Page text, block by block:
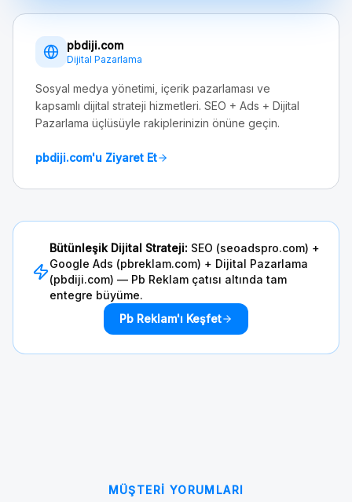
pbdiji.com
Dijital Pazarlama
Sosyal medya yönetimi, içerik pazarlaması ve
kapsamlı dijital strateji hizmetleri. SEO + Ads + Dijital
Pazarlama üçlüsüyle rakiplerinizin önüne geçin.
pbdiji.com'u Ziyaret Et
Bütünleşik Dijital Strateji: SEO (seoadspro.com) +
Google Ads (pbreklam.com) + Dijital Pazarlama
(pbdiji.com) — Pb Reklam çatısı altında tam
entegre büyüme.
Pb Reklam'ı Keşfet
MÜŞTERI YORUMLARI